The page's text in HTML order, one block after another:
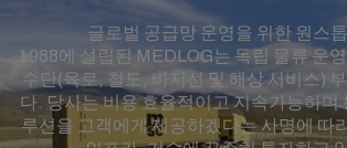
글로벌 공급망 운영을 위한 원스
1988에 설립된 MEDLOG는 독립 물류 운
수단(육로, 철도, 바지선 및 해상 서비스)
다. 당사는 비용 효율적이고 지속가능하며
루션을 고객에게 제공하겠다는 사명에 따